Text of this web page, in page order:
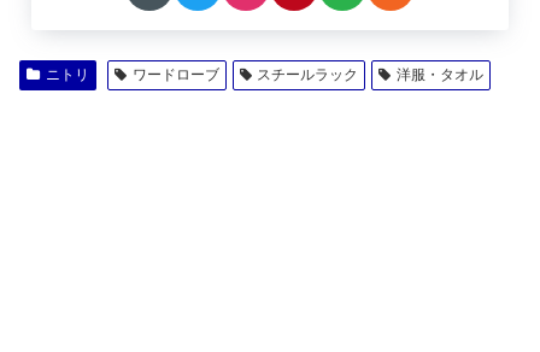
ニトリ ワードローブ スチールラック 洋服・タオル